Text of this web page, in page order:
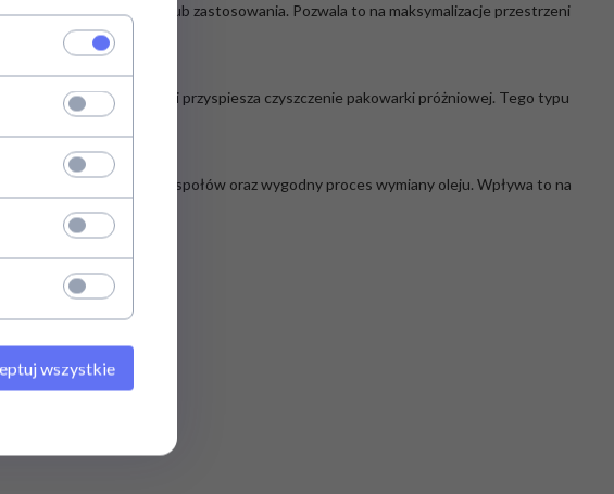
od produktu lub zastosowania. Pozwala to na maksymalizacje przestrzeni
znacznie ułatwia i przyspiesza czyszczenie pakowarki próżniowej. Tego typu
czyszczenie podzespołów oraz wygodny proces wymiany oleju. Wpływa to na
wszystkie